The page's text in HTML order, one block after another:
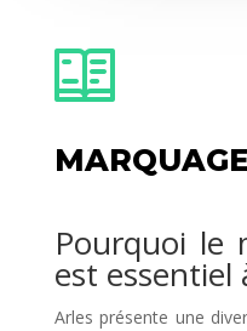
Pourquoi le
est essentiel
Arles présente une